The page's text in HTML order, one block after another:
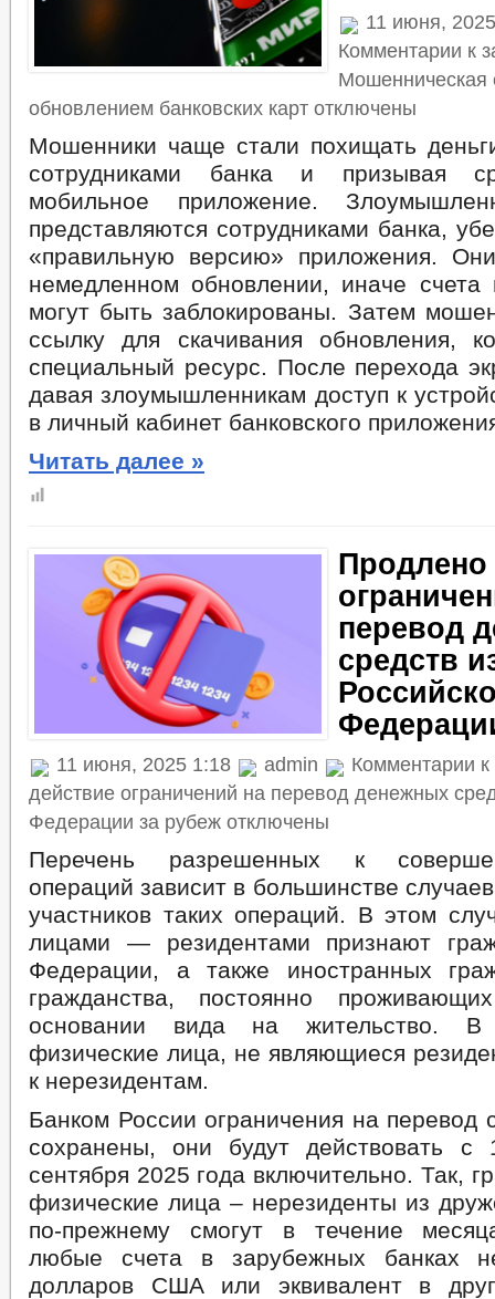
11 июня,
Комментарии к
Мошенническая
обновлением банковских карт отключены
Мошенники чаще стали похищать
сотрудниками банка и призывая
мобильное приложение.
представляются сотрудниками банка,
«правильную версию» приложения.
немедленном обновлении, иначе счета
могут быть заблокированы. Затем
ссылку для скачивания обновления,
специальный ресурс. После перехода
давая злоумышленникам доступ к
в личный кабинет банковского
Читать далее »
Продлено
перевод
средств
11 июня, 2025 1:18 admin Комментарии
действие ограничений на перевод денежных
Федерации за рубеж отключены
Перечень разрешенных к
операций зависит в большинстве
участников таких операций. В этом
лицами — резидентами признают
Федерации, а также иностранных
гражданства, постоянно
основании вида на жительство.
физические лица, не являющиеся
к нерезидентам.
Банком России ограничения на перевод
сохранены, они будут действовать
сентября 2025 года включительно. Так,
физические лица – нерезиденты из
по-прежнему смогут в течение
любые счета в зарубежных банках
долларов США или эквивалент в